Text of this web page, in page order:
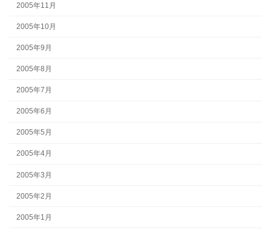
2005年11月
2005年10月
2005年9月
2005年8月
2005年7月
2005年6月
2005年5月
2005年4月
2005年3月
2005年2月
2005年1月